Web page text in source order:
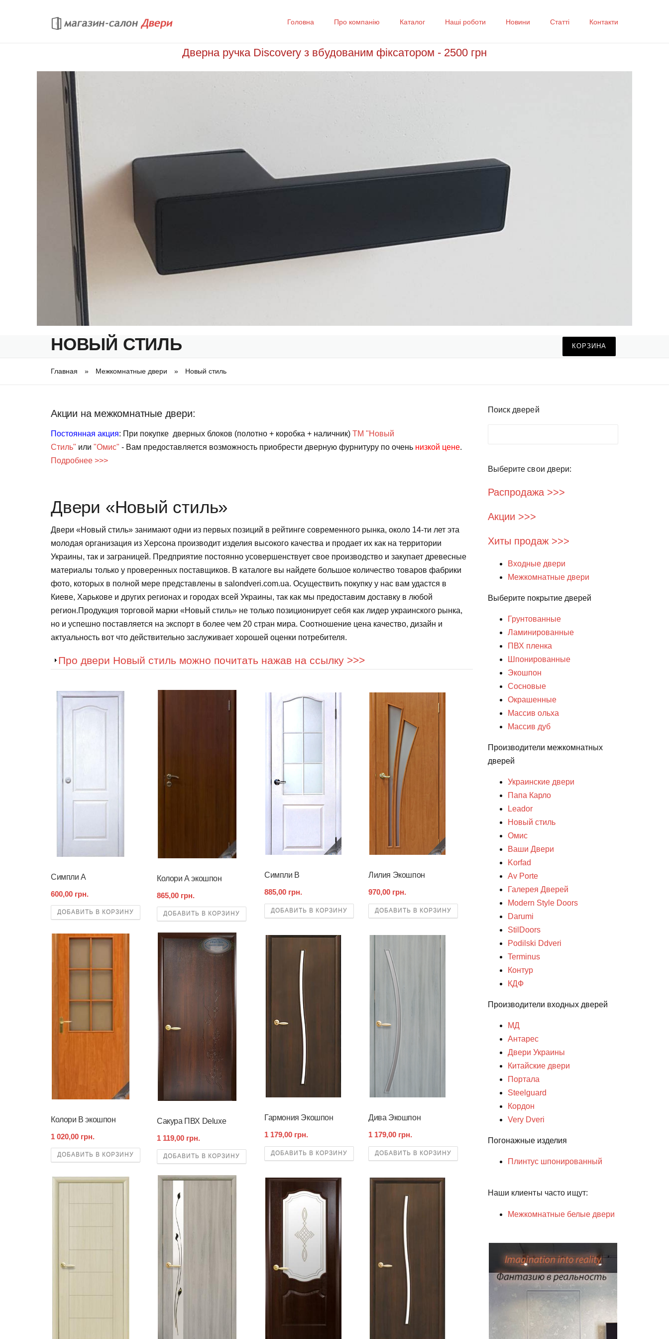
Головна Про компанію Каталог Наші роботи Новини Статті Контакти
Дверна ручка Discovery з вбудованим фіксатором - 2500 грн
НОВЫЙ СТИЛЬ КОРЗИНА
Вы здесь
Главная » Межкомнатные двери » Новый стиль
Акции на межкомнатные двери:
Постоянная акция: При покупке дверных блоков (полотно + коробка + наличник) ТМ "Новый
Стиль" или "Омис" - Вам предоставляется возможность приобрести дверную фурнитуру по очень низкой цене.
Подробнее >>>
Двери «Новый стиль»
Двери «Новый стиль» занимают одни из первых позиций в рейтинге современного рынка, около 14-ти лет эта
молодая организация из Херсона производит изделия высокого качества и продает их как на территории
Украины, так и заграницей. Предприятие постоянно усовершенствует свое производство и закупает древесные
материалы только у проверенных поставщиков. В каталоге вы найдете большое количество товаров фабрики
фото, которых в полной мере представлены в salondveri.com.ua. Осуществить покупку у нас вам удастся в
Киеве, Харькове и других регионах и городах всей Украины, так как мы предоставим доставку в любой
регион.Продукция торговой марки «Новый стиль» не только позиционирует себя как лидер украинского рынка,
но и успешно поставляется на экспорт в более чем 20 стран мира. Соотношение цена качество, дизайн и
актуальность вот что действительно заслуживает хорошей оценки потребителя.
Показать
Про двери Новый стиль можно почитать нажав на ссылку >>>
Симпли А
600,00 грн.
ДОБАВИТЬ В КОРЗИНУ
Колори А экошпон
865,00 грн.
ДОБАВИТЬ В КОРЗИНУ
Симпли B
885,00 грн.
ДОБАВИТЬ В КОРЗИНУ
Лилия Экошпон
970,00 грн.
ДОБАВИТЬ В КОРЗИНУ
Колори В экошпон
1 020,00 грн.
ДОБАВИТЬ В КОРЗИНУ
Сакура ПВХ Deluxe
1 119,00 грн.
ДОБАВИТЬ В КОРЗИНУ
Гармония Экошпон
1 179,00 грн.
ДОБАВИТЬ В КОРЗИНУ
Дива Экошпон
1 179,00 грн.
ДОБАВИТЬ В КОРЗИНУ
Поиск дверей
Выберите свои двери:
Распродажа >>>
Акции >>>
Хиты продаж >>>
Входные двери
Межкомнатные двери
Выберите покрытие дверей
Грунтованные
Ламинированные
ПВХ пленка
Шпонированные
Экошпон
Сосновые
Окрашенные
Массив ольха
Массив дуб
Производители межкомнатных
дверей
Украинские двери
Папа Карло
Leador
Новый стиль
Омис
Ваши Двери
Korfad
Av Porte
Галерея Дверей
Modern Style Doors
Darumi
StilDoors
Podilski Ddveri
Terminus
Контур
КДФ
Производители входных дверей
МД
Антарес
Двери Украины
Китайские двери
Портала
Steelguard
Кордон
Very Dveri
Погонажные изделия
Плинтус шпонированный
Наши клиенты часто ищут:
Межкомнатные белые двери